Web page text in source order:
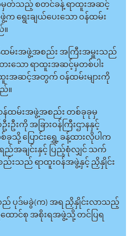
တ်သည့် စတင်ခန့် ရာထူးအဆင့်
ရွေးချယ်ပေးသော ဝန်ထမ်း
။
ထမ်းအဖွဲ့အစည်း အကြီးအမှူးသည်
းသော ရာထူးအဆင့်မှတစ်ပါး
ထူးအဆင့်အတွက် ဝန်ထမ်းများကို
။
ဝန်ထမ်းအဖွဲ့အစည်း တစ်ခုခုမှ
ဦးကို အခြားဝန်ကြီးဌာနနှင့်
သို့ ပြောင်းရွှေ့ ခန့်ထားလိုပါက
ချင်းနှင့် ပြည့်စုံလျှင် သက်
းသည် ရာထူးဝန်အဖွဲ့နှင့် ညှိနှိုင်း
ည် ပုဒ်မခွဲ(က) အရ ညှိနှိုင်းလာသည့်
ထောင်စု အစိုးရအဖွဲ့သို့ တင်ပြရ